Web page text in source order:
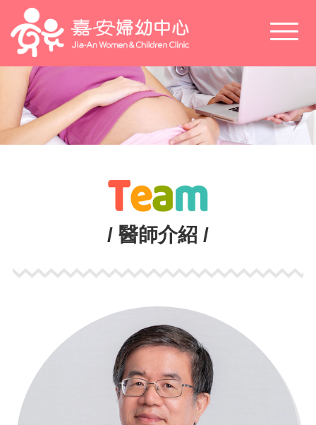
/ 醫師介紹 /